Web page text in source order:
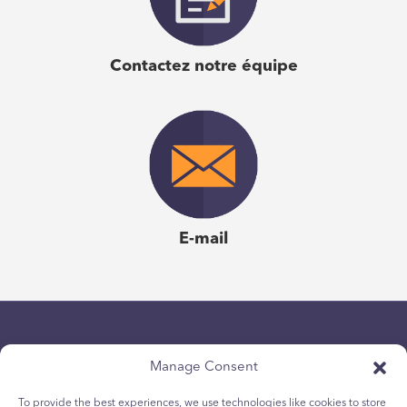
Manage Consent
To provide the best experiences, we use technologies like cookies to store
les experts d'Emergenetics ont un impact qui change la
solide et perspicace de nos propres préférences et
forces en matière de pensée et de comportement
transformeront la façon dont nous communiquons avec
nos équipes et la façon dont nous soutenons une culture
positive de haute performance dans toute l'organisation. "
Contactez notre équipe
E-mail